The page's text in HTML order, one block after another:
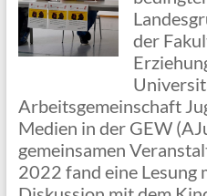
der
Arbeitsgemeinschaft
Medien in der GEW
gemeinsamen
2022 fand eine Lesung